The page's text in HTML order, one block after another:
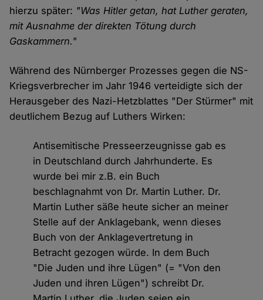
hierzu später: "Was Hitler getan, hat Luther geraten,
mit Ausnahme der direkten Tötung durch
Gaskammern."
Während des Nürnberger Prozesses gegen die NS-
Kriegsverbrecher im Jahr 1946 verteidigte sich der
Herausgeber des Nazi-Hetzblattes "Der Stürmer" mit
deutlichem Bezug auf Luthers Wirken:
Antisemitische Presseerzeugnisse gab es
in Deutschland durch Jahrhunderte. Es
wurde bei mir z.B. ein Buch
beschlagnahmt von Dr. Martin Luther. Dr.
Martin Luther säße heute sicher an meiner
Stelle auf der Anklagebank, wenn dieses
Buch von der Anklagevertretung in
Betracht gezogen würde. In dem Buch
"Die Juden und ihre Lügen" (= "Von den
Juden und ihren Lügen") schreibt Dr.